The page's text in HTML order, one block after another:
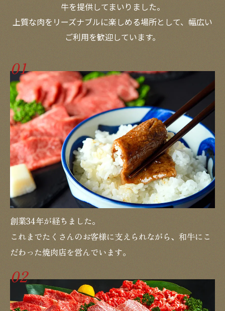
牛を提供してまいりました。
上質な肉をリーズナブルに楽しめる場所として、幅広い
ご利用を歓迎しています。
01
創業34年が経ちました。
これまでたくさんのお客様に支えられながら、和牛にこ
だわった焼肉店を営んでいます。
02